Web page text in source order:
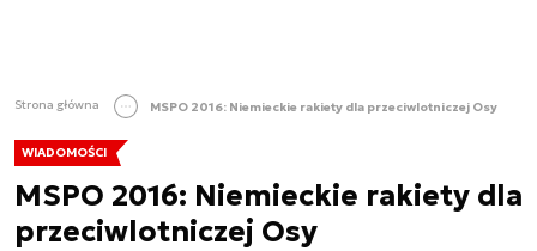
Strona główna MSPO 2016: Niemieckie rakiety dla przeciwlotniczej Osy
WIADOMOŚCI
MSPO 2016: Niemieckie rakiety dla
przeciwlotniczej Osy